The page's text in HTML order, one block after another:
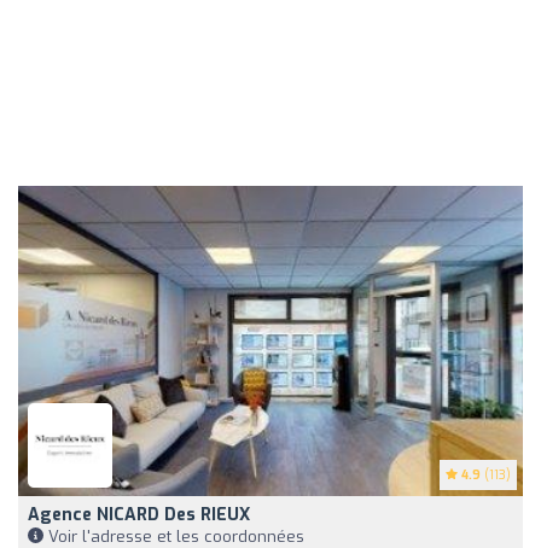
4.9 (113)
Agence NICARD Des RIEUX
Voir l'adresse et les coordonnées